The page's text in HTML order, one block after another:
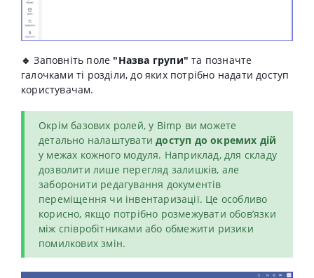
🔹 Заповніть поле "Назва групи" та позначте
галочками ті розділи, до яких потрібно надати доступ
користувачам.
Окрім базових ролей, у Bimp ви можете
детально налаштуватидоступ до окремих дій
у межах кожного модуля. Наприклад, для складу
дозволити лише перегляд залишків, але
заборонити редагування документів
переміщення чи інвентаризації. Це особливо
корисно, якщо потрібно розмежувати обов’язки
між співробітниками або обмежити ризики
помилкових змін.